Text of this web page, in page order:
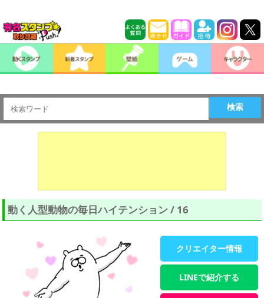
検索
動く人型動物の毎日ハイテンション / 16
クリエイター情報
LINEで紹介する